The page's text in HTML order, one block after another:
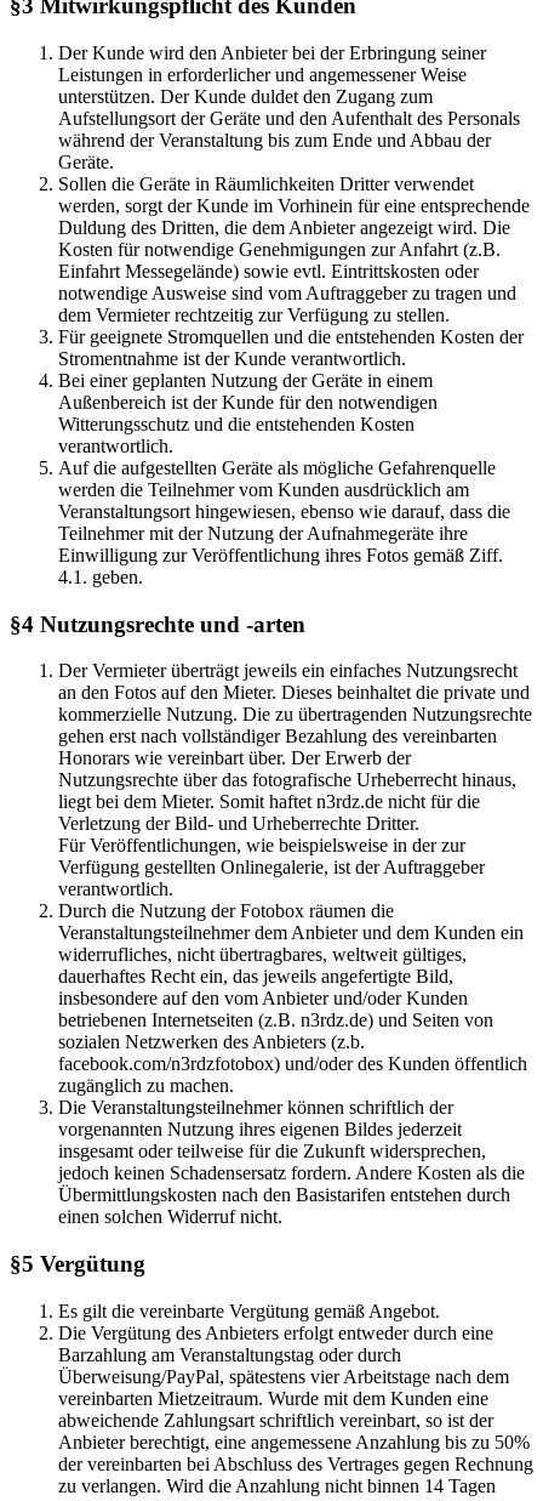
§3 Mitwirkungspflicht des Kunden
Der Kunde wird den Anbieter bei der Erbringung seiner
Leistungen in erforderlicher und angemessener Weise
unterstützen. Der Kunde duldet den Zugang zum
Aufstellungsort der Geräte und den Aufenthalt des Personals
während der Veranstaltung bis zum Ende und Abbau der
Geräte.
Sollen die Geräte in Räumlichkeiten Dritter verwendet
werden, sorgt der Kunde im Vorhinein für eine entsprechende
Duldung des Dritten, die dem Anbieter angezeigt wird. Die
Kosten für notwendige Genehmigungen zur Anfahrt (z.B.
Einfahrt Messegelände) sowie evtl. Eintrittskosten oder
notwendige Ausweise sind vom Auftraggeber zu tragen und
dem Vermieter rechtzeitig zur Verfügung zu stellen.
Für geeignete Stromquellen und die entstehenden Kosten der
Stromentnahme ist der Kunde verantwortlich.
Bei einer geplanten Nutzung der Geräte in einem
Außenbereich ist der Kunde für den notwendigen
Witterungsschutz und die entstehenden Kosten
verantwortlich.
Auf die aufgestellten Geräte als mögliche Gefahrenquelle
werden die Teilnehmer vom Kunden ausdrücklich am
Veranstaltungsort hingewiesen, ebenso wie darauf, dass die
Teilnehmer mit der Nutzung der Aufnahmegeräte ihre
Einwilligung zur Veröffentlichung ihres Fotos gemäß Ziff.
4.1. geben.
§4 Nutzungsrechte und -arten
Der Vermieter überträgt jeweils ein einfaches Nutzungsrecht
an den Fotos auf den Mieter. Dieses beinhaltet die private und
kommerzielle Nutzung. Die zu übertragenden Nutzungsrechte
gehen erst nach vollständiger Bezahlung des vereinbarten
Honorars wie vereinbart über. Der Erwerb der
Nutzungsrechte über das fotografische Urheberrecht hinaus,
liegt bei dem Mieter. Somit haftet n3rdz.de nicht für die
Verletzung der Bild- und Urheberrechte Dritter.
Für Veröffentlichungen, wie beispielsweise in der zur
Verfügung gestellten Onlinegalerie, ist der Auftraggeber
verantwortlich.
Durch die Nutzung der Fotobox räumen die
Veranstaltungsteilnehmer dem Anbieter und dem Kunden ein
widerrufliches, nicht übertragbares, weltweit gültiges,
dauerhaftes Recht ein, das jeweils angefertigte Bild,
insbesondere auf den vom Anbieter und/oder Kunden
betriebenen Internetseiten (z.B. n3rdz.de) und Seiten von
sozialen Netzwerken des Anbieters (z.b.
facebook.com/n3rdzfotobox) und/oder des Kunden öffentlich
zugänglich zu machen.
Die Veranstaltungsteilnehmer können schriftlich der
vorgenannten Nutzung ihres eigenen Bildes jederzeit
insgesamt oder teilweise für die Zukunft widersprechen,
jedoch keinen Schadensersatz fordern. Andere Kosten als die
Übermittlungskosten nach den Basistarifen entstehen durch
einen solchen Widerruf nicht.
§5 Vergütung
Es gilt die vereinbarte Vergütung gemäß Angebot.
Die Vergütung des Anbieters erfolgt entweder durch eine
Barzahlung am Veranstaltungstag oder durch
Überweisung/PayPal, spätestens vier Arbeitstage nach dem
vereinbarten Mietzeitraum. Wurde mit dem Kunden eine
abweichende Zahlungsart schriftlich vereinbart, so ist der
Anbieter berechtigt, eine angemessene Anzahlung bis zu 50%
der vereinbarten bei Abschluss des Vertrages gegen Rechnung
zu verlangen. Wird die Anzahlung nicht binnen 14 Tagen